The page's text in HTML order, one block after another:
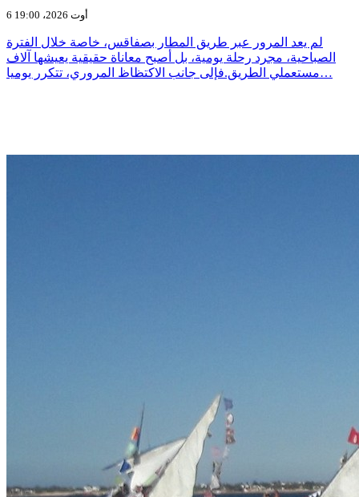
6 أوت 2026، 19:00
لم يعد المرور عبر طريق المطار بصفاقس، خاصة خلال الفترة
الصباحية، مجرد رحلة يومية، بل أصبح معاناة حقيقية يعيشها آلاف
مستعملي الطريق.فإلى جانب الاكتظاظ المروري، تتكرر يوميا…